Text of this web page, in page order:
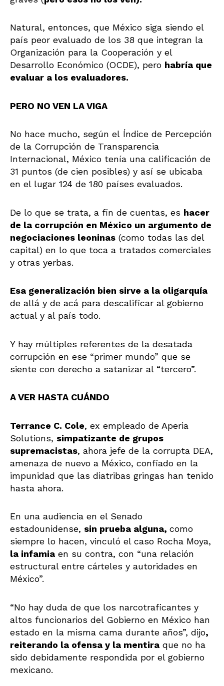
Natural, entonces, que México siga siendo el
país peor evaluado de los 38 que integran la
Organización para la Cooperación y el
Desarrollo Económico (OCDE), pero habría que
evaluar a los evaluadores.
PERO NO VEN LA VIGA
No hace mucho, según el Índice de Percepción
de la Corrupción de Transparencia
Internacional, México tenía una calificación de
31 puntos (de cien posibles) y así se ubicaba
en el lugar 124 de 180 países evaluados.
De lo que se trata, a fin de cuentas, es hacer
de la corrupción en México un argumento de
negociaciones leoninas (como todas las del
capital) en lo que toca a tratados comerciales
y otras yerbas.
Esa generalización bien sirve a la oligarquía
de allá y de acá para descalificar al gobierno
actual y al país todo.
Y hay múltiples referentes de la desatada
corrupción en ese “primer mundo” que se
siente con derecho a satanizar al “tercero”.
A VER HASTA CUÁNDO
Terrance C. Cole, ex empleado de Aperia
Solutions, simpatizante de grupos
supremacistas, ahora jefe de la corrupta DEA,
amenaza de nuevo a México, confiado en la
impunidad que las diatribas gringas han tenido
hasta ahora.
En una audiencia en el Senado
estadounidense, sin prueba alguna, como
siempre lo hacen, vinculó el caso Rocha Moya,
la infamia en su contra, con “una relación
estructural entre cárteles y autoridades en
México”.
“No hay duda de que los narcotraficantes y
altos funcionarios del Gobierno en México han
estado en la misma cama durante años”, dijo,
reiterando la ofensa y la mentira que no ha
sido debidamente respondida por el gobierno
mexicano.